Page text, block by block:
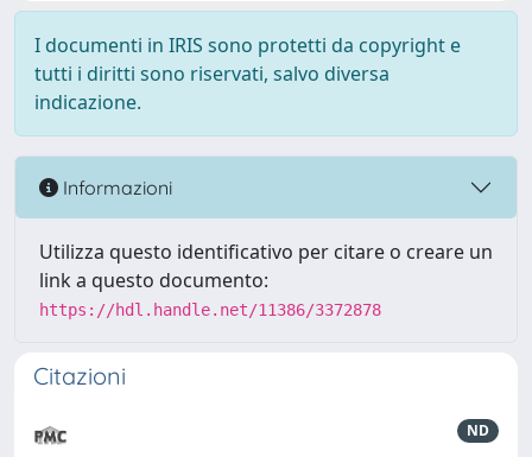
I documenti in IRIS sono protetti da copyright e
tutti i diritti sono riservati, salvo diversa
indicazione.
Informazioni
Utilizza questo identificativo per citare o creare un
link a questo documento:
https://hdl.handle.net/11386/3372878
Citazioni
ND